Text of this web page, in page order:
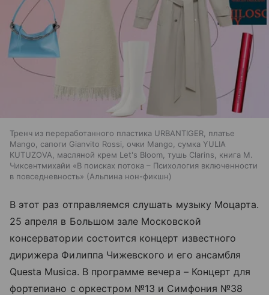
Тренч из переработанного пластика URBANTIGER, платье
Mango, сапоги Gianvito Rossi, очки Mango, сумка YULIA
KUTUZOVA, масляной крем Let's Bloom, тушь Clarins, книга М.
Чиксентмихайи «В поисках потока – Психология включенности
в повседневность» (Альпина нон-фикшн)
В этот раз отправляемся слушать музыку Моцарта.
25 апреля в Большом зале Московской
консерватории состоится концерт известного
дирижера Филиппа Чижевского и его ансамбля
Questa Musica. В программе вечера – Концерт для
фортепиано с оркестром №13 и Симфония №38